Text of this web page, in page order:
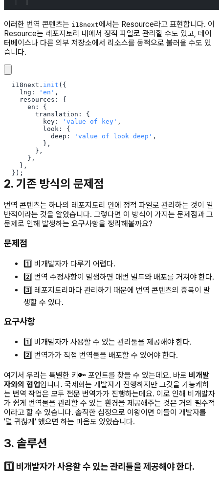
이러한 번역 콘텐츠는 i18next에서는 Resource라고 표현합니다. 이
Resource는 레포지토리 내에서 정적 파일로 관리할 수도 있고, 데이
터베이스나 다른 외부 저장소에서 리소스를 동적으로 불러올 수도 있
습니다.
i18next . init ( {
  lng
: 'en' ,
  resources
:
{
    en
:
{
      translation
:
{
        key
: 'value of key' ,
        look
:
{
          deep
: 'value of look deep' ,
} ,
} ,
} ,
} ,
} ) ;
2. 기존 방식의 문제점
번역 콘텐츠는 하나의 레포지토리 안에 정적 파일로 관리하는 것이 일
반적이라는 것을 알았습니다. 그렇다면 이 방식이 가지는 문제점과 그
문제로 인해 발생하는 요구사항을 정리해볼까요?
문제점
1️⃣ 비개발자가 다루기 어렵다.
2️⃣ 번역 수정사항이 발생하면 매번 빌드와 배포를 거쳐야 한다.
3️⃣ 레포지토리마다 관리하기 때문에 번역 콘텐츠의 중복이 발
생할 수 있다.
요구사항
1️⃣ 비개발자가 사용할 수 있는 관리툴을 제공해야 한다.
2️⃣ 번역가가 직접 번역물을 배포할 수 있어야 한다.
여기서 우리는 특별한 키🔑 포인트를 찾을 수 있는데요. 바로 비개발
자와의 협업입니다. 국제화는 개발자가 진행하지만 그것을 가능케하
는 번역 작업은 모두 전문 번역가가 진행하는데요. 이로 인해 비개발자
가 쉽게 번역물을 관리할 수 있는 환경을 제공해주는 것은 거의 필수적
이라고 할 수 있습니다. 솔직한 심정으로 이왕이면 이들이 개발자를
'덜 귀찮게' 했으면 하는 마음도 있었습니다.
3. 솔루션
1️⃣ 비개발자가 사용할 수 있는 관리툴을 제공해야 한다.